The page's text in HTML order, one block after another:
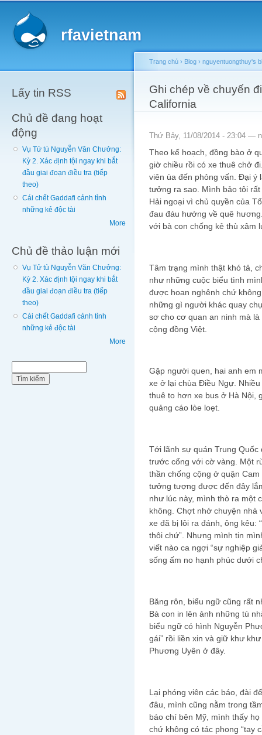
rfavietnam
Lấy tin RSS
Chủ đề đang hoạt
động
Vụ Tử tù Nguyễn Văn Chưởng:
Kỳ 2. Xác định tội ngay khi bắt
đầu giai đoạn điều tra (tiếp
theo)
Cái chết Gaddafi cảnh tỉnh
những kẻ độc tài
More
Chủ đề thảo luận mới
Vụ Tử tù Nguyễn Văn Chưởng:
Kỳ 2. Xác định tội ngay khi bắt
đầu giai đoạn điều tra (tiếp
theo)
Cái chết Gaddafi cảnh tỉnh
những kẻ độc tài
More
You are here
Trang chủ › Blog › nguyentuongthuy's
Ghi chép về chuyến
California
Thứ Bảy, 11/08/2014 - 23:04 —
Theo kế hoạch, đồng bào ở
giờ chiều rồi có xe thuê chở
viên ùa đến phỏng vấn. Đại ý
tưởng ra sao. Mình bảo tôi
Hải ngoại vì chủ quyền của
đau đáu hướng về quê
với bà con chống kẻ thù xâm
Tâm trạng mình thật khó tả,
như những cuộc biểu tình
được hoan nghênh chứ
những gì người khác quay
sơ cho cơ quan an ninh mà
cộng đồng Việt.
Gặp người quen, hai anh em
xe ở lại chùa Điều Ngự.
thuê to hơn xe bus ở Hà Nội,
quảng cáo lòe loẹt.
Tới lãnh sự quán Trung
trước cổng với cờ vàng. Một
thần chống cộng ở quận
tưởng tượng được đến đây
như lúc này, mình thò ra một
không. Chợt nhớ chuyện nhà
xe đã bị lôi ra đánh, ông kêu:
thôi chứ”. Nhưng mình tin
viết nào ca ngợi “sự nghiệp
sống ấm no hạnh phúc dưới
Băng rôn, biểu ngữ cũng rất
Bà con in lên ảnh những tù
biểu ngữ có hình Nguyễn
gái” rồi liền xin và giữ khư
Phương Uyên ở đây.
Lại phóng viên các báo, đài
đâu, mình cũng nằm trong
báo chí bên Mỹ, mình thấy
chứ không có tác phong “tay